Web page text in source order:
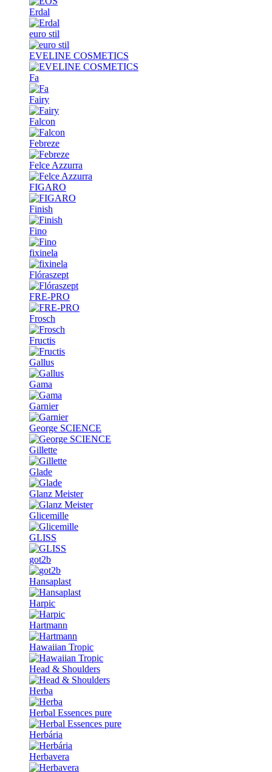
Erdal
euro stil
EVELINE COSMETICS
Fa
Fairy
Falcon
Febreze
Felce Azzurra
FIGARO
Finish
Fino
fixinela
Flóraszept
FRE-PRO
Frosch
Fructis
Gallus
Gama
Garnier
George SCIENCE
Gillette
Glade
Glanz Meister
Glicemille
GLISS
got2b
Hansaplast
Harpic
Hartmann
Hawaiian Tropic
Head & Shoulders
Herba
Herbal Essences pure
Herbária
Herbavera